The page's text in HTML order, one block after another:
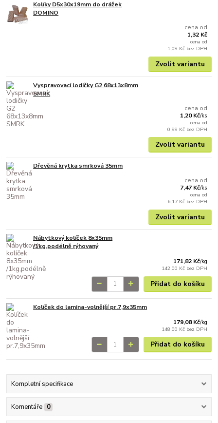
Kolíky D5x30x19mm do drážek
DOMINO
cena od
1,32 Kč
cena od
1,09 Kč bez DPH
Zvolit variantu
Vyspravovací lodičky G2 68x13x8mm
SMRK
cena od
1,20 Kč/ks
cena od
0,99 Kč bez DPH
Zvolit variantu
Dřevěná krytka smrková 35mm
cena od
7,47 Kč/ks
cena od
6,17 Kč bez DPH
Zvolit variantu
Nábytkový kolíček 8x35mm
/1kg,podélně rýhovaný
171,82 Kč/kg
142,00 Kč bez DPH
Přidat do košíku
Kolíček do lamina-volnější pr.7,9x35mm
179,08 Kč/kg
148,00 Kč bez DPH
Přidat do košíku
Kompletní specifikace
Komentáře 0